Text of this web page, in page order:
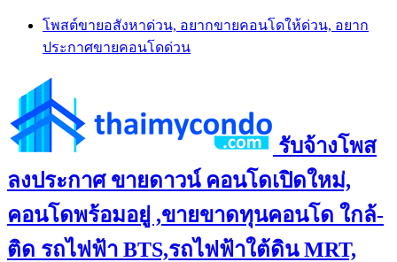
Skip
content
โพสต์ขายอสังหาด่วน, อยากขายคอนโดให้ด่วน, อยาก
ประกาศขายคอนโดด่วน
รับจ้างโพส
ลงประกาศ ขายดาวน์ คอนโดเปิดใหม่,
คอนโดพร้อมอยู่ ,ขายขาดทุนคอนโด ใกล้-
ติด รถไฟฟ้า BTS,รถไฟฟ้าใต้ดิน MRT,